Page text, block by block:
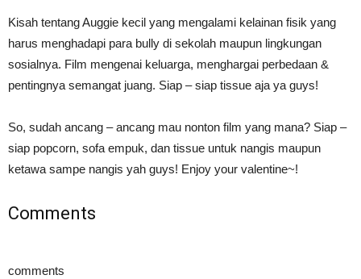
Kisah tentang Auggie kecil yang mengalami kelainan fisik yang
harus menghadapi para bully di sekolah maupun lingkungan
sosialnya. Film mengenai keluarga, menghargai perbedaan &
pentingnya semangat juang. Siap – siap tissue aja ya guys!
So, sudah ancang – ancang mau nonton film yang mana? Siap –
siap popcorn, sofa empuk, dan tissue untuk nangis maupun
ketawa sampe nangis yah guys! Enjoy your valentine~!
Comments
comments